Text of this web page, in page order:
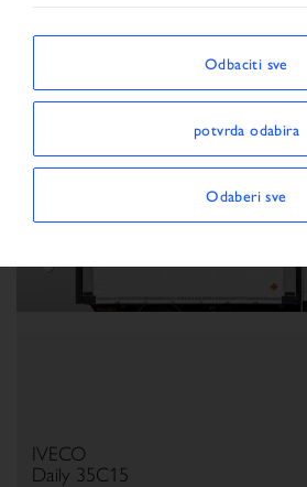
IVECO
Daily 35C15
Odbaciti sve
potvrda odabira
Odaberi sve